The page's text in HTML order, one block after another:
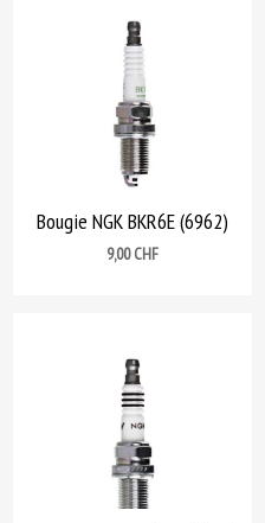
Bougie NGK BKR6E (6962)
Prix
9,00 CHF